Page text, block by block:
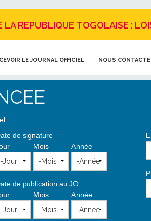
LA REPUBLIQUE TOGOLAISE :
LE JOURNAL OFFICIEL NOUS
de signature
Mois Année
de publication au JO
Mois Année